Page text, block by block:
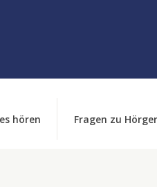
hören Fragen zu